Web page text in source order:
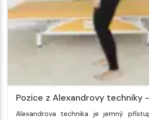
Pozice z Alexandrovy techniky
Alexandrova technika je jemný